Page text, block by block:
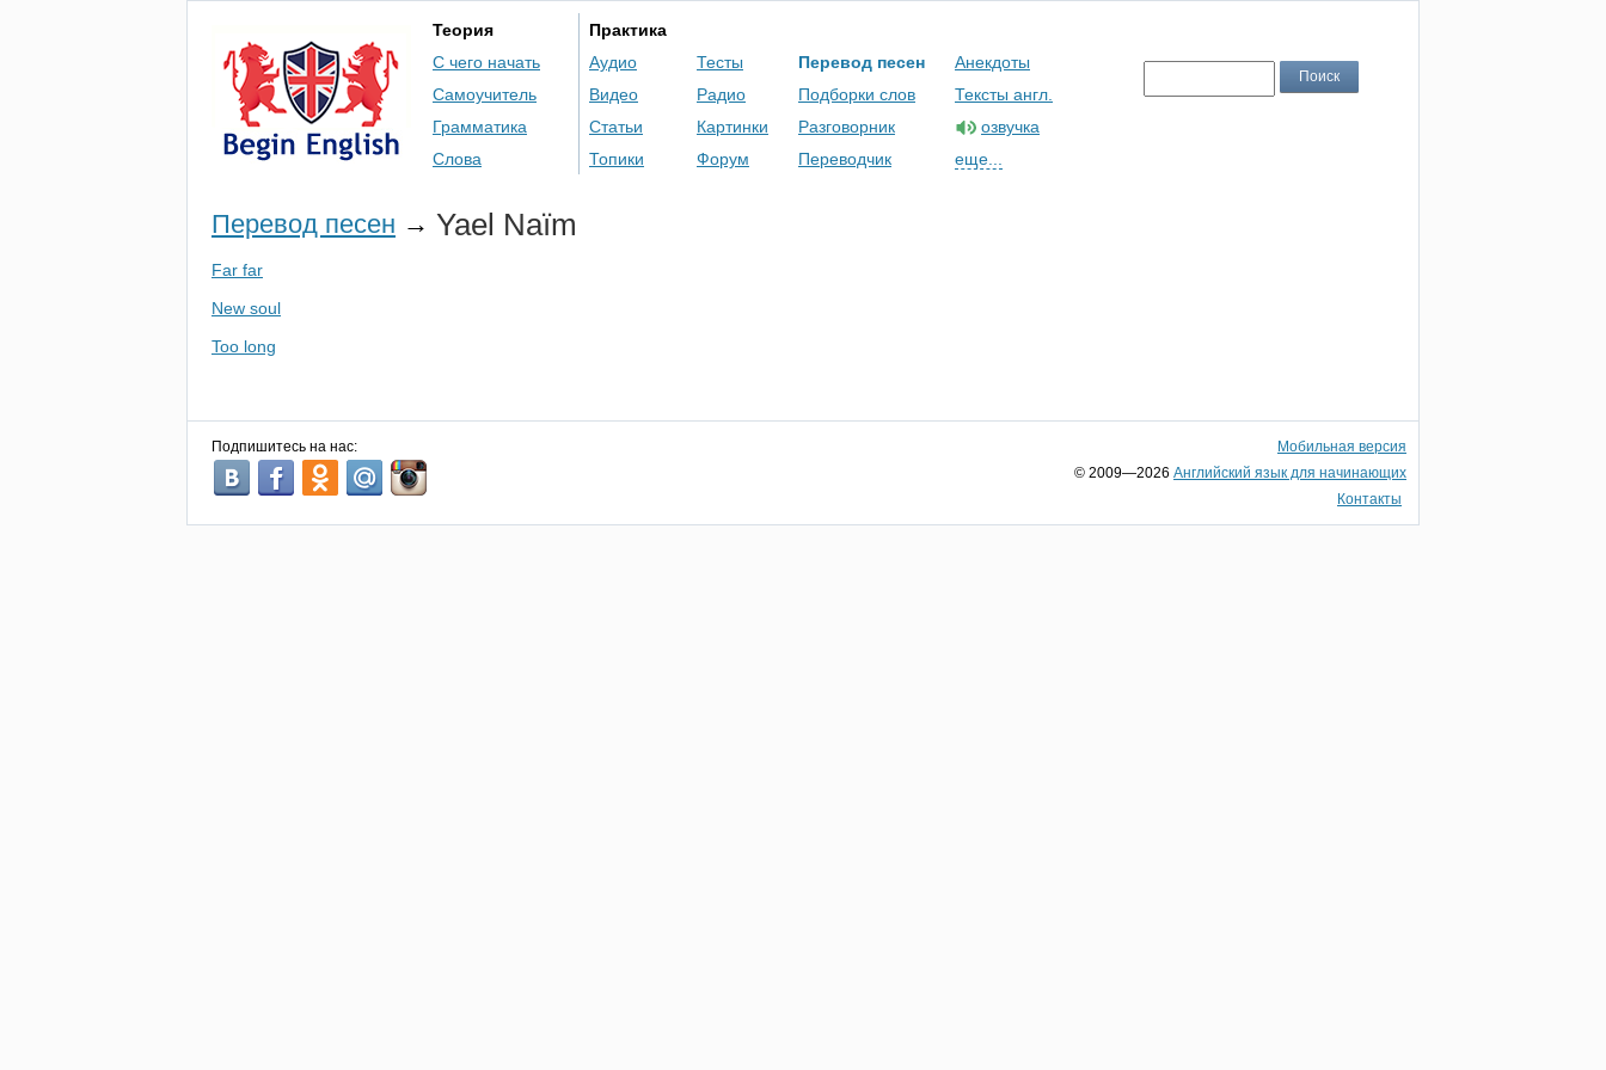
Теория
С чего начать
Самоучитель
Грамматика
Слова
Практика
Аудио
Видео
Статьи
Топики
Тесты
Радио
Картинки
Форум
Перевод песен
Подборки слов
Разговорник
Переводчик
Анекдоты
Тексты англ.
озвучка
еще...
Перевод песен → Yael Naïm
Far far
New soul
Too long
Подпишитесь на нас:
Мобильная версия
© 2009—2026 Английский язык для начинающих
Контакты